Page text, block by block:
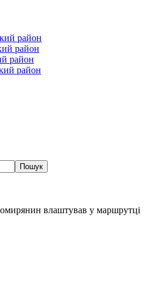
район
район
район
район
влаштував у маршрутці